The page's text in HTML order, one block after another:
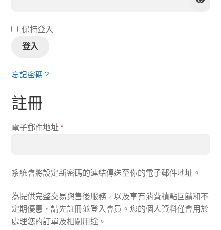
主副罐／餐包
零食／肉泥
保健／潔牙
玩具／用品
全部商品
保持登入
登入
忘記密碼？
註冊
電子郵件地址 *必
系統會將設定新密碼的連結傳送至你的電子郵件地址。
為提供完整交易與售後服務，以及享有消費積點回饋和不
定期優惠，請先註冊並登入會員。您的個人資料僅會用於
處理您的訂單及相關用途。